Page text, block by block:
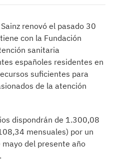
renovó el pasado 30
con la Fundación
sanitaria
españoles residentes en
suficientes para
de la atención
dispondrán de 1.300,08
mensuales) por un
del presente año